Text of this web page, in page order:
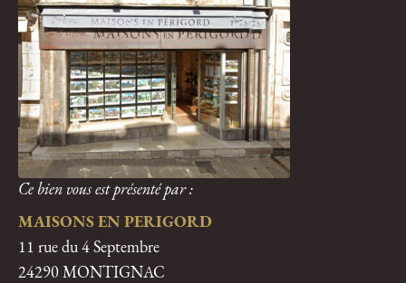
Ce bien vous est présenté par :
MAISONS EN PERIGORD
11 rue du 4 Septembre
24290 MONTIGNAC